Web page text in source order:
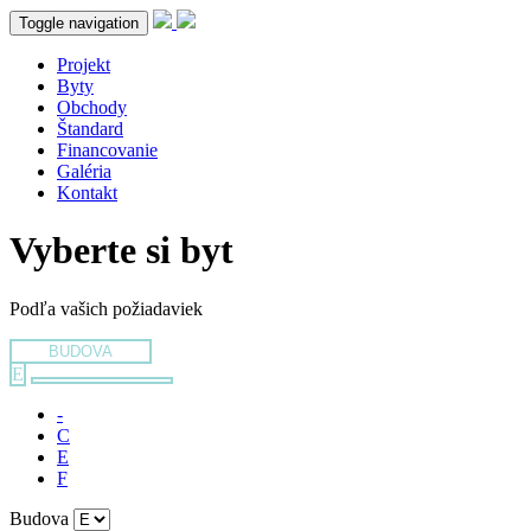
Toggle navigation
Projekt
Byty
Obchody
Štandard
Financovanie
Galéria
Kontakt
Vyberte si byt
Podľa vašich požiadaviek
BUDOVA
E
-
C
E
F
Budova